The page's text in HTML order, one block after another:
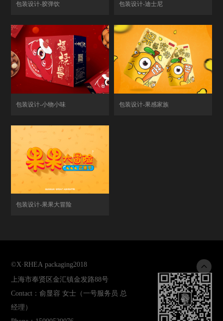
包装设计-胶弹饮 包装设计-迪士尼
包装设计-小物小味 包装设计-果感家族
包装设计-果果大冒险
© X·RHEA packaging2018
上海市奉贤区金汇镇金发路88号
Contact：俞显容 女士（一号服务员 总
经理）